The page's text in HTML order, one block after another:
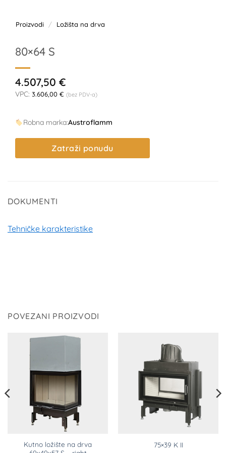
Proizvodi / Ložišta na drva
80×64 S
4.507,50 €
VPC: 3.606,00 € (bez PDV-a)
Robna marka:Austroflamm
Zatraži ponudu
DOKUMENTI
Tehničke karakteristike
POVEZANI PROIZVODI
Kutno ložište na drva
75×39 K II